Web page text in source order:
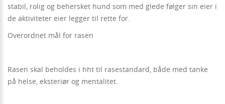
stabil, rolig og behersket hund som med glede følger sin eier i
de aktiviteter eier legger til rette for.
Overordnet mål for rasen
Rasen skal beholdes i hht til rasestandard, både med tanke
på helse, eksteriør og mentalitet.